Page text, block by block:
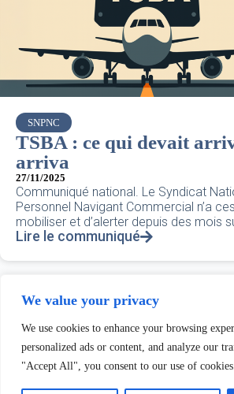
We value your privacy
We use cookies to enhance your browsing
personalized ads or content, and analyze our
"Accept All", you consent to our use of
Accueil
L'équipe
Liens utiles
SNPNC
TSBA : ce qui devait
arriva
27/11/2025
Communiqué national. Le Syndicat
Personnel Navigant Commercial n’a
mobiliser et d’alerter depuis des mois
Lire le communiqué
Tous les communiqués